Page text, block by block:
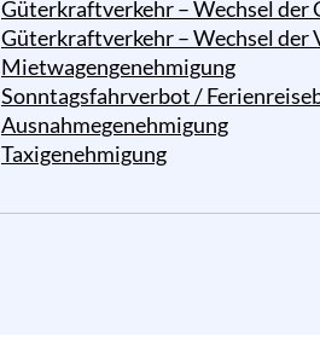
Güterkraftverkehr – Wechsel der
Güterkraftverkehr – Wechsel der
Mietwagengenehmigung
Sonntagsfahrverbot /
Ausnahmegenehmigung
Taxigenehmigung